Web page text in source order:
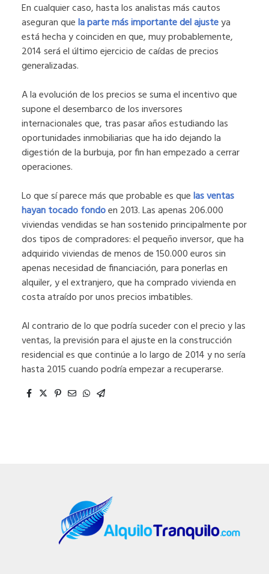
En cualquier caso, hasta los analistas más cautos
aseguran quela parte más importante del ajusteya
está hecha y coinciden en que, muy probablemente,
2014 será el último ejercicio de caídas de precios
generalizadas.
A la evolución de los precios se suma el incentivo que
supone el desembarco de los inversores
internacionales que, tras pasar años estudiando las
oportunidades inmobiliarias que ha ido dejando la
digestión de la burbuja, por fin han empezado a cerrar
operaciones.
Lo que sí parece más que probable es quelas ventas
hayan tocado fondoen 2013. Las apenas 206.000
viviendas vendidas se han sostenido principalmente por
dos tipos de compradores: el pequeño inversor, que ha
adquirido viviendas de menos de 150.000 euros sin
apenas necesidad de financiación, para ponerlas en
alquiler, y el extranjero, que ha comprado vivienda en
costa atraído por unos precios imbatibles.
Al contrario de lo que podría suceder con el precio y las
ventas, la previsión para el ajuste en la construcción
residencial es que continúe a lo largo de 2014 y no sería
hasta 2015 cuando podría empezar a recuperarse.